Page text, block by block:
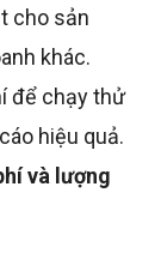
cho sản
khác.
để chạy thử
hiệu quả.
và lượng